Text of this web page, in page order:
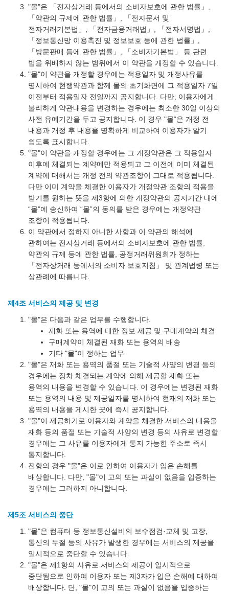
"몰"은 「전자상거래 등에서의 소비자보호에 관한 법률」,
「약관의 규제에 관한 법률」, 「전자문서 및
전자거래기본법」, 「전자금융거래법」, 「전자서명법」,
「정보통신망 이용촉진 및 정보보호 등에 관한 법률」,
「방문판매 등에 관한 법률」, 「소비자기본법」 등 관련
법을 위배하지 않는 범위에서 이 약관을 개정할 수 있습니다.
"몰"이 약관을 개정할 경우에는 적용일자 및 개정사유를
명시하여 현행약관과 함께 몰의 초기화면에 그 적용일자 7일
이전부터 적용일자 전일까지 공지합니다. 다만, 이용자에게
불리하게 약관내용을 변경하는 경우에는 최소한 30일 이상의
사전 유예기간을 두고 공지합니다. 이 경우 "몰“은 개정 전
내용과 개정 후 내용을 명확하게 비교하여 이용자가 알기
쉽도록 표시합니다.
"몰"이 약관을 개정할 경우에는 그 개정약관은 그 적용일자
이후에 체결되는 계약에만 적용되고 그 이전에 이미 체결된
계약에 대해서는 개정 전의 약관조항이 그대로 적용됩니다.
다만 이미 계약을 체결한 이용자가 개정약관 조항의 적용을
받기를 원하는 뜻을 제3항에 의한 개정약관의 공지기간 내에
“몰”에 송신하여 “몰”의 동의를 받은 경우에는 개정약관
조항이 적용됩니다.
이 약관에서 정하지 아니한 사항과 이 약관의 해석에
관하여는 전자상거래 등에서의 소비자보호에 관한 법률,
약관의 규제 등에 관한 법률, 공정거래위원회가 정하는
「전자상거래 등에서의 소비자 보호지침」 및 관계법령 또는
상관례에 따릅니다.
제4조 서비스의 제공 및 변경
"몰"은 다음과 같은 업무를 수행합니다.
재화 또는 용역에 대한 정보 제공 및 구매계약의 체결
구매계약이 체결된 재화 또는 용역의 배송
기타 "몰"이 정하는 업무
"몰"은 재화 또는 용역의 품절 또는 기술적 사양의 변경 등의
경우에는 장차 체결되는 계약에 의해 제공할 재화 또는
용역의 내용을 변경할 수 있습니다. 이 경우에는 변경된 재화
또는 용역의 내용 및 제공일자를 명시하여 현재의 재화 또는
용역의 내용을 게시한 곳에 즉시 공지합니다.
"몰"이 제공하기로 이용자와 계약을 체결한 서비스의 내용을
재화 등의 품절 또는 기술적 사양의 변경 등의 사유로 변경할
경우에는 그 사유를 이용자에게 통지 가능한 주소로 즉시
통지합니다.
전항의 경우 "몰"은 이로 인하여 이용자가 입은 손해를
배상합니다. 다만, "몰"이 고의 또는 과실이 없음을 입증하는
경우에는 그러하지 아니합니다.
제5조 서비스의 중단
"몰"은 컴퓨터 등 정보통신설비의 보수점검·교체 및 고장,
통신의 두절 등의 사유가 발생한 경우에는 서비스의 제공을
일시적으로 중단할 수 있습니다.
"몰"은 제1항의 사유로 서비스의 제공이 일시적으로
중단됨으로 인하여 이용자 또는 제3자가 입은 손해에 대하여
배상합니다. 단, "몰"이 고의 또는 과실이 없음을 입증하는